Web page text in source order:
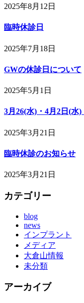
2025年8月12日
臨時休診日
2025年7月18日
GWの休診日について
2025年5月1日
3月26(水)・4月2日(
2025年3月21日
臨時休診のお知らせ
2025年3月21日
カテゴリー
blog
news
インプラント
メディア
大倉山情報
未分類
アーカイブ